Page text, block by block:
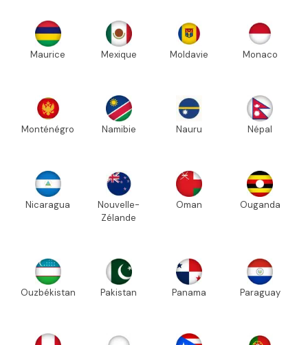
Maurice Mexique Moldavie Monaco
Monténégro Namibie Nauru Népal
Nicaragua
Nouvelle-
Zélande
Oman Ouganda
Ouzbékistan Pakistan Panama Paraguay